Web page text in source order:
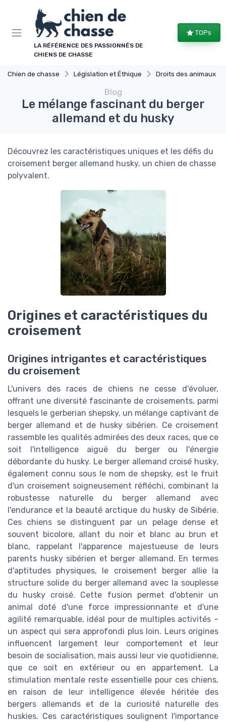
LA RÉFÉRENCE DES PASSIONNÉS DE
CHIENS DE CHASSE
TOPs
Chien de chasse Législation et Éthique Droits des animaux
Blog
Le mélange fascinant du berger
allemand et du husky
Découvrez les caractéristiques uniques et les défis du
croisement berger allemand husky, un chien de chasse
polyvalent.
Origines et caractéristiques du
croisement
Origines intrigantes et caractéristiques
du croisement
L'univers des races de chiens ne cesse d'évoluer,
offrant une diversité fascinante de croisements, parmi
lesquels le gerberian shepsky, un mélange captivant de
berger allemand et de husky sibérien. Ce croisement
rassemble les qualités admirées des deux races, que ce
soit l'intelligence aiguë du berger ou l'énergie
débordante du husky. Le berger allemand croisé husky,
également connu sous le nom de shepsky, est le fruit
d'un croisement soigneusement réfléchi, combinant la
robustesse naturelle du berger allemand avec
l'endurance et la beauté arctique du husky de Sibérie.
Ces chiens se distinguent par un pelage dense et
souvent bicolore, allant du noir et blanc au brun et
blanc, rappelant l'apparence majestueuse de leurs
parents husky sibérien et berger allemand. En termes
d'aptitudes physiques, le croisement berger allie la
structure solide du berger allemand avec la souplesse
du husky croisé. Cette fusion permet d'obtenir un
animal doté d'une force impressionnante et d'une
agilité remarquable, idéal pour de multiples activités –
un aspect qui sera approfondi plus loin. Leurs origines
influencent largement leur comportement et leur
besoin de socialisation, mais aussi leur vie quotidienne,
que ce soit en extérieur ou en appartement. La
stimulation mentale reste essentielle pour ces chiens,
en raison de leur intelligence élevée héritée des
bergers allemands et de la curiosité naturelle des
huskies. Ces caractéristiques soulignent l'importance
Panneau de gestion des cookies